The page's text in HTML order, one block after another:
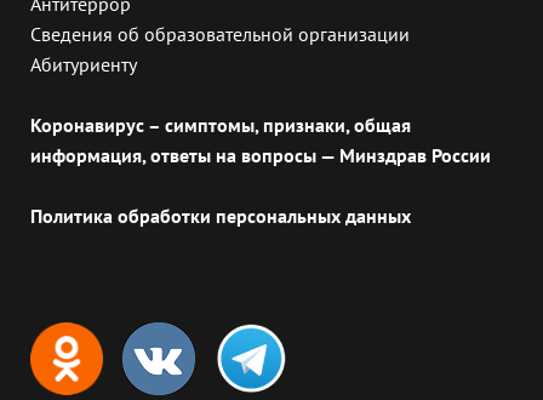
Сведения об образовательной организации
Абитуриенту
Коронавирус – симптомы, признаки, общая
информация, ответы на вопросы — Минздрав России
Политика обработки персональных данных